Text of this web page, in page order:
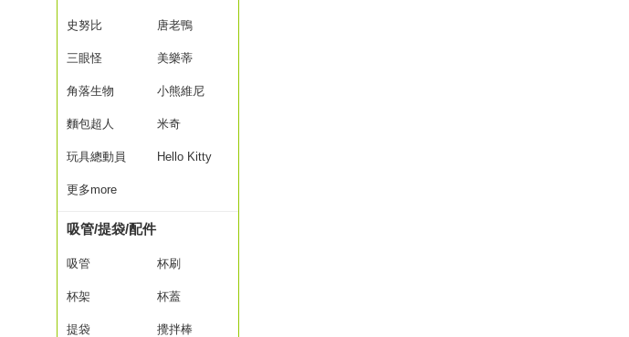
史努比 唐老鴨
三眼怪 美樂蒂
角落生物 小熊維尼
麵包超人 米奇
玩具總動員 Hello Kitty
更多more
吸管/提袋/配件
吸管 杯刷
杯架 杯蓋
提袋 攪拌棒